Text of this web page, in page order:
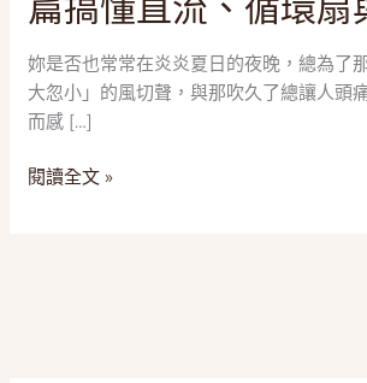
妳是否也常常在炎炎夏日的夜晚，總為了
大忽小」的風切聲，與那吹久了總讓人頭
而感 […]
吹
晚！
2025
五
款
「DC
閱讀全文 »